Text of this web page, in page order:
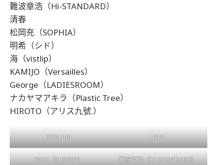
難波章浩（Hi-STANDARD）
清春
松岡充（SOPHIA）
明希（シド）
海（vistlip）
KAMIJO（Versailles）
George（LADIESROOM）
ナカヤマアキラ（Plastic Tree）
HIROTO（アリス九號.）
YOSHIKI HYDE
PATA（X JAPAN） 難波章浩（Hi-STANDARD）